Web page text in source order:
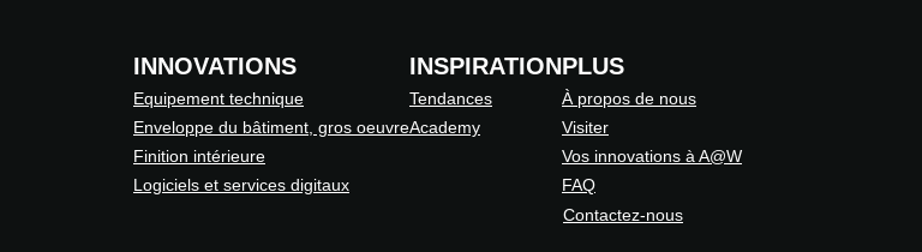
INNOVATIONS
Equipement technique
Enveloppe du bâtiment, gros oeuvre
Finition intérieure
Logiciels et services digitaux
INSPIRATION
Tendances
Academy
PLUS
À propos de nous
Visiter
Vos innovations à A@W
FAQ
Contactez-nous